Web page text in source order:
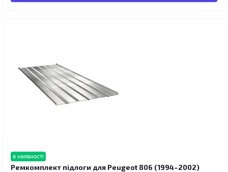
в наявності
Ремкомплект підлоги для Peugeot 806 (1994–2002)